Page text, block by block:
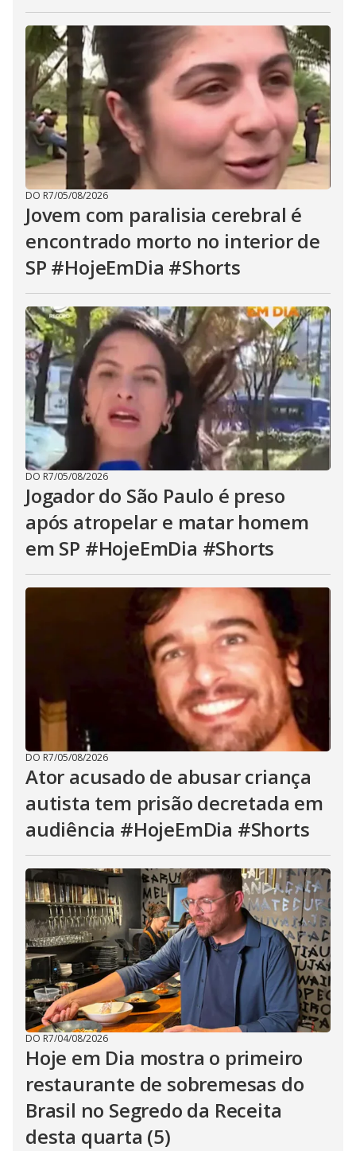
DO R7/05/08/2026
Jovem com paralisia cerebral é
encontrado morto no interior de
SP #HojeEmDia #Shorts
DO R7/05/08/2026
Jogador do São Paulo é preso
após atropelar e matar homem
em SP #HojeEmDia #Shorts
DO R7/05/08/2026
Ator acusado de abusar criança
autista tem prisão decretada em
audiência #HojeEmDia #Shorts
DO R7/04/08/2026
Hoje em Dia mostra o primeiro
restaurante de sobremesas do
Brasil no Segredo da Receita
desta quarta (5)